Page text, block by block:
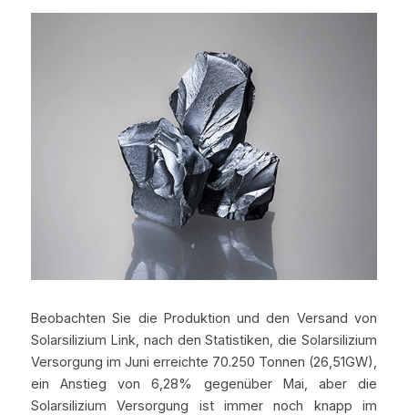
Beobachten Sie die Produktion und den Versand von
Solarsilizium Link, nach den Statistiken, die Solarsilizium
Versorgung im Juni erreichte 70.250 Tonnen (26,51GW),
ein Anstieg von 6,28% gegenüber Mai, aber die
Solarsilizium Versorgung ist immer noch knapp im